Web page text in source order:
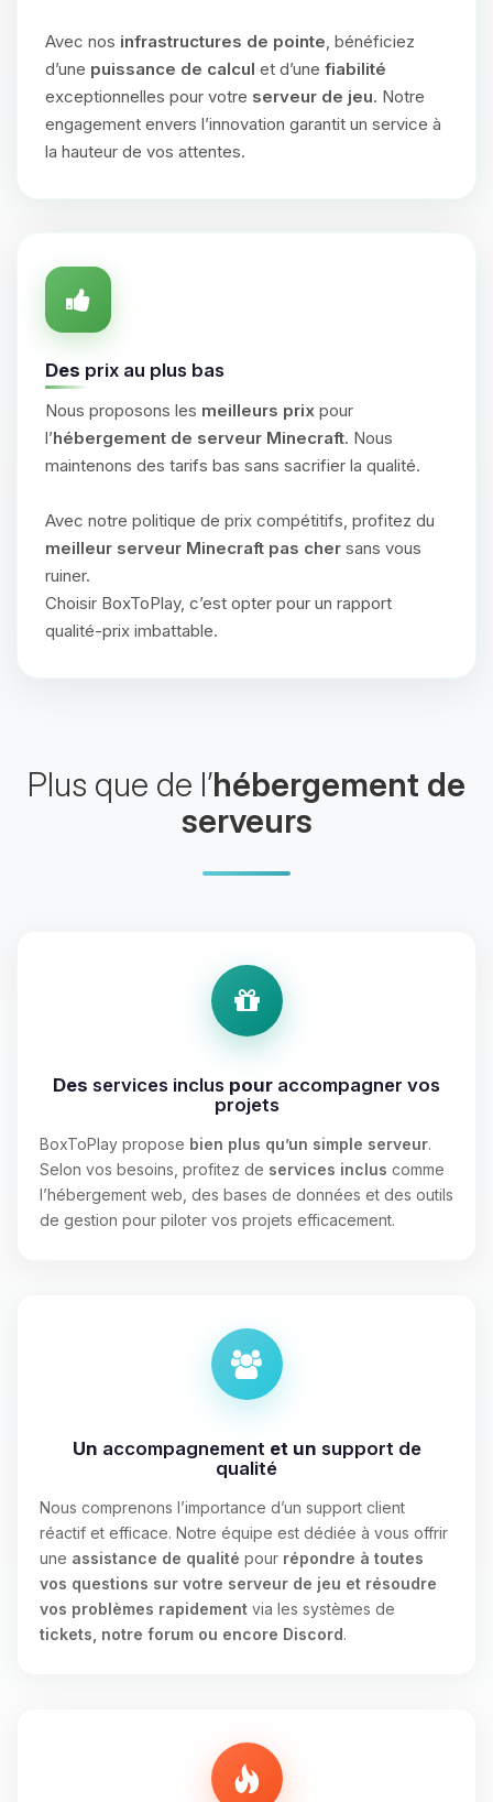
Avec nos infrastructures de pointe, bénéficiez
d’une puissance de calcul et d’une fiabilité
exceptionnelles pour votre serveur de jeu. Notre
engagement envers l’innovation garantit un service à
la hauteur de vos attentes.
Des prix au plus bas
Nous proposons les meilleurs prix pour
l’hébergement de serveur Minecraft. Nous
maintenons des tarifs bas sans sacrifier la qualité.
Avec notre politique de prix compétitifs, profitez du
meilleur serveur Minecraft pas cher sans vous
ruiner.
Choisir BoxToPlay, c’est opter pour un rapport
qualité-prix imbattable.
Plus que de l’hébergement de
serveurs
Des services inclus pour accompagner vos
projets
BoxToPlay propose bien plus qu’un simple serveur.
Selon vos besoins, profitez de services inclus comme
l’hébergement web, des bases de données et des outils
de gestion pour piloter vos projets efficacement.
Un accompagnementet un support de
qualité
Nous comprenons l’importance d’un support client
réactif et efficace. Notre équipe est dédiée à vous offrir
une assistance de qualité pour répondre à toutes
vos questions sur votre serveur de jeu et résoudre
vos problèmes rapidement via les systèmes de
tickets, notre forum ou encore Discord.